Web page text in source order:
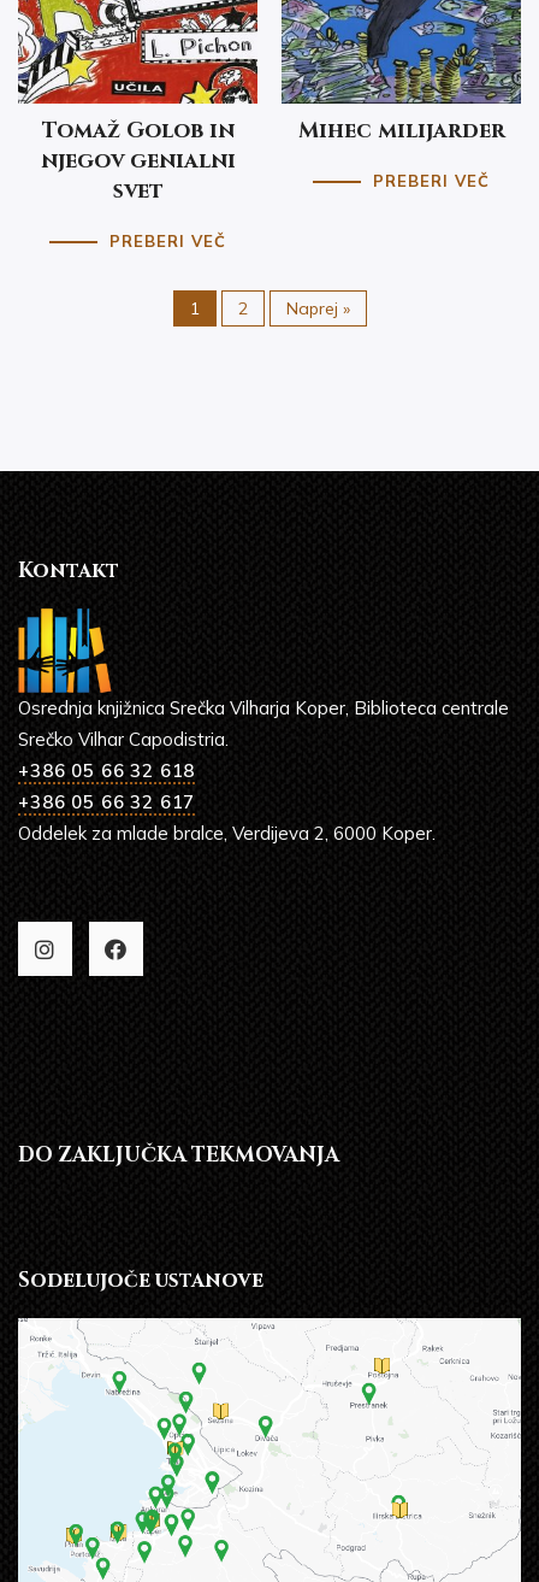
Tomaž Golob in
njegov genialni
svet
PREBERI VEČ
Mihec milijarder
PREBERI VEČ
1 2 Naprej »
Kontakt
Osrednja knjižnica Srečka Vilharja Koper, Biblioteca centrale
Srečko Vilhar Capodistria.
+386 05 66 32 618
+386 05 66 32 617
Oddelek za mlade bralce, Verdijeva 2, 6000 Koper.
DO ZAKLJUČKA TEKMOVANJA
Sodelujoče ustanove